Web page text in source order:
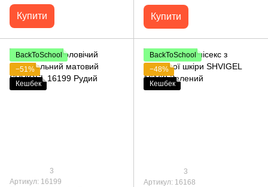
Купити Купити
BackToSchool
−51%
Кешбек
3
Артикул: 16199
BackToSchool
−48%
Кешбек
3
Артикул: 16168